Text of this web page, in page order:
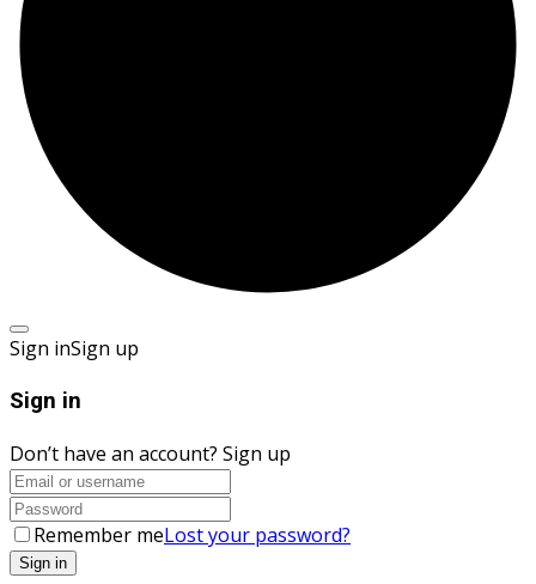
Sign inSign up
Sign in
Don’t have an account? Sign up
Remember meLost your password?